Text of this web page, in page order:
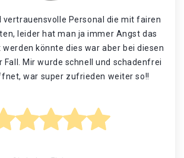
vertrauensvolle Personal die mit fairen
leider hat man ja immer Angst das
könnte dies war aber bei diesen
Fall. Mir wurde schnell und schadenfrei
war super zufrieden weiter so!!